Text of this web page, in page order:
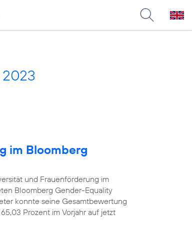
im Bloomberg
und Frauenförderung im
Bloomberg Gender-Equality
konnte seine Gesamtbewertung
Prozent im Vorjahr auf jetzt